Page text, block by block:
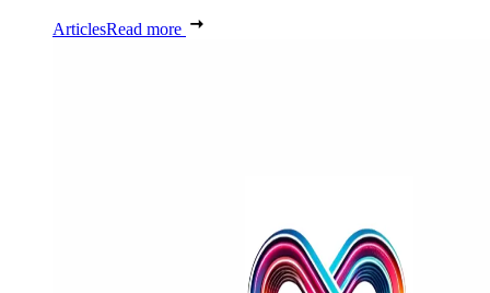
ArticlesRead more